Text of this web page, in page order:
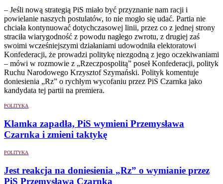
– Jeśli nową strategią PiS miało być przyznanie nam racji i
powielanie naszych postulatów, to nie mogło się udać. Partia nie
chciała kontynuować dotychczasowej linii, przez co z jednej strony
straciła wiarygodność z powodu nagłego zwrotu, z drugiej zaś
swoimi wcześniejszymi działaniami udowodniła elektoratowi
Konfederacji, że prowadzi politykę niezgodną z jego oczekiwaniami
– mówi w rozmowie z „Rzeczpospolitą” poseł Konfederacji, polityk
Ruchu Narodowego Krzysztof Szymański. Polityk komentuje
doniesienia „Rz” o rychłym wycofaniu przez PiS Czarnka jako
kandydata tej partii na premiera.
POLITYKA
Klamka zapadła, PiS wymieni Przemysława
Czarnka i zmieni taktykę
POLITYKA
Jest reakcja na doniesienia „Rz” o wymianie przez
PiS Przemysława Czarnka